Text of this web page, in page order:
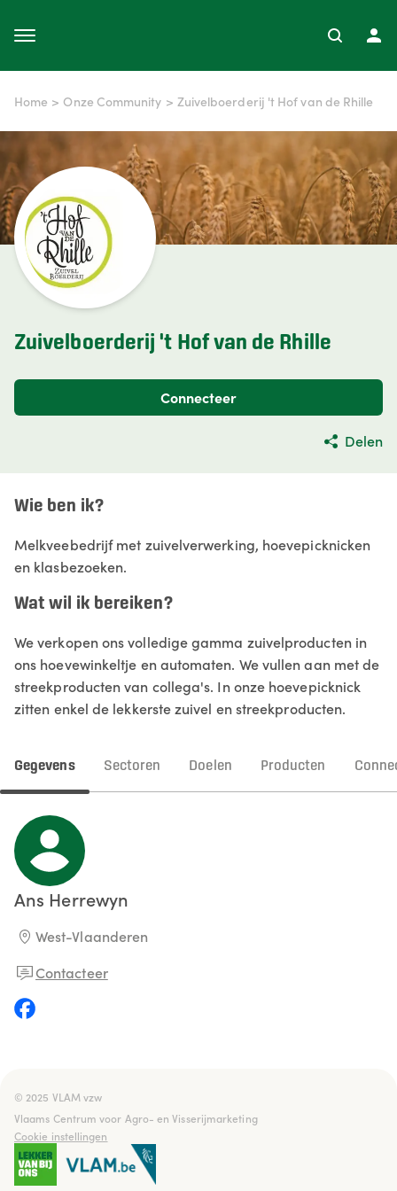
Home > Onze Community > Zuivelboerderij 't Hof van de Rhille
Zuivelboerderij 't Hof van de Rhille
Connecteer
Delen
Wie ben ik?
Melkveebedrijf met zuivelverwerking, hoevepicknicken
en klasbezoeken.
Wat wil ik bereiken?
We verkopen ons volledige gamma zuivelproducten in
ons hoevewinkeltje en automaten. We vullen aan met de
streekproducten van collega's. In onze hoevepicknick
zitten enkel de lekkerste zuivel en streekproducten.
Gegevens Sectoren Doelen Producten
Ans Herrewyn
West-Vlaanderen
Contacteer
© 2025 VLAM vzw
Vlaams Centrum voor Agro- en Visserijmarketing
Cookie instellingen